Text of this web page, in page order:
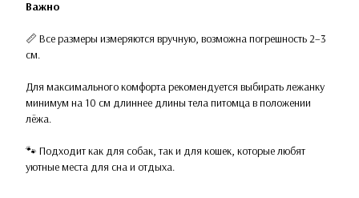
Важно
📏 Все размеры измеряются вручную, возможна погрешность 2–3
см.
Для максимального комфорта рекомендуется выбирать лежанку
минимум на 10 см длиннее длины тела питомца в положении
лёжа.
🐾 Подходит как для собак, так и для кошек, которые любят
уютные места для сна и отдыха.